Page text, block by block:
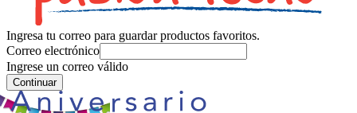
Ingresa tu correo para guardar productos favoritos.
Correo electrónico
Ingrese un correo válido
Continuar